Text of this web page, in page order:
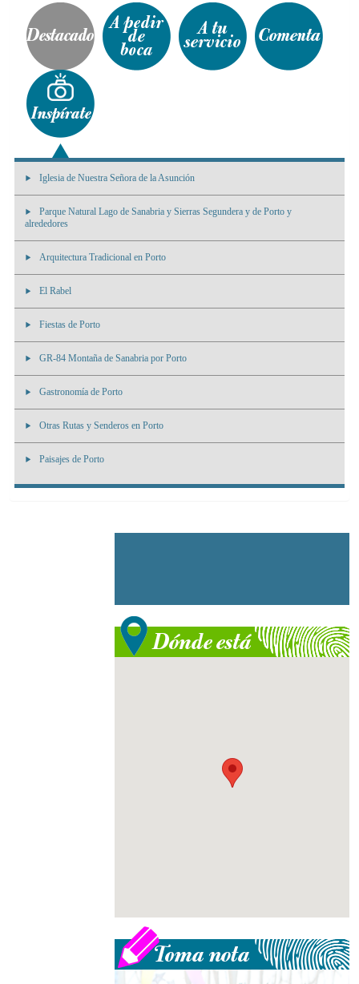
Iglesia de Nuestra Señora de la Asunción
Parque Natural Lago de Sanabria y Sierras Segundera y de Porto y
alrededores
Arquitectura Tradicional en Porto
El Rabel
Fiestas de Porto
GR-84 Montaña de Sanabria por Porto
Gastronomía de Porto
Otras Rutas y Senderos en Porto
Paisajes de Porto